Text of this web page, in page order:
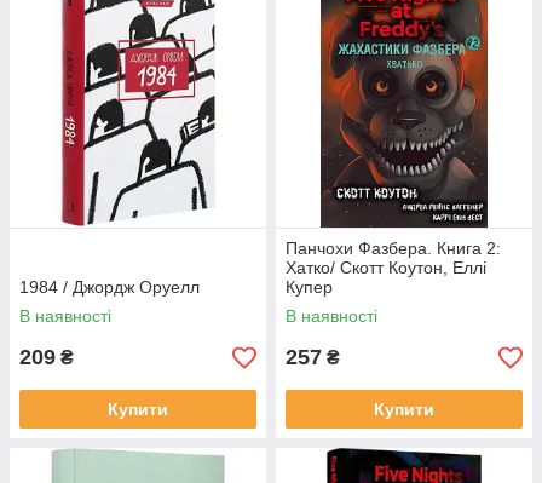
1984 / Джордж Оруелл
В наявності
209 ₴
Купити
Панчохи Фазбера. Книга 2:
Хатко/ Скотт Коутон, Еллі
Купер
В наявності
257 ₴
Купити